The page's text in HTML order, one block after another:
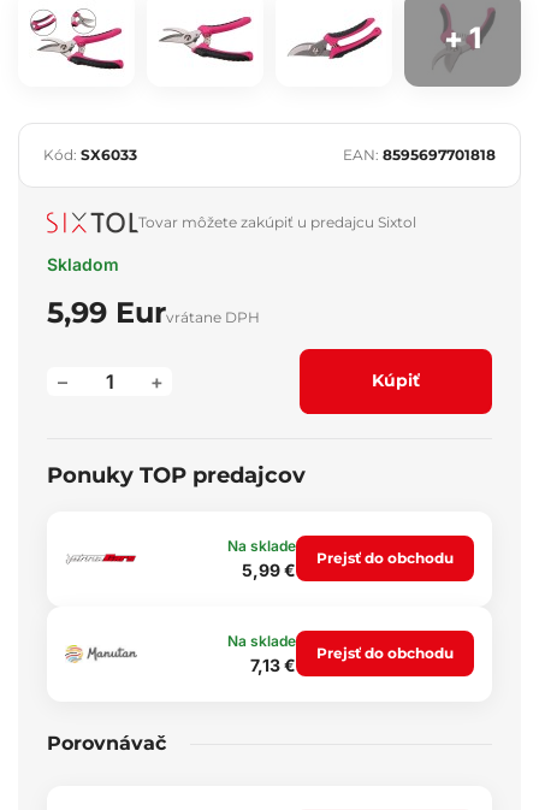
+ 1
Kód: SX6033 EAN: 8595697701818
Tovar môžete zakúpiť u predajcu Sixtol
Skladom
5,99 Eurvrátane DPH
+
– Kúpiť
Ponuky TOP predajcov
Na sklade
5,99 €
Prejsť do obchodu
Na sklade
7,13 €
Prejsť do obchodu
Porovnávač